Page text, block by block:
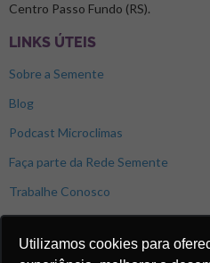
Utilizamos cookies para
Centro Passo Fundo (RS).
LINKS ÚTEIS
Sobre a Semente
Blog
Podcast Microclimas
Faça parte da Rede Semente
Trabalhe Conosco